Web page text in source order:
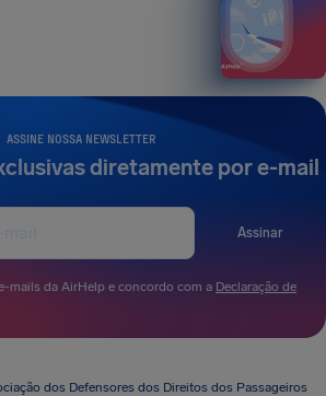
ASSINE NOSSA NEWSLETTER
diretamente por e-mail
Assinar
mails da AirHelp e concordo com a Declaração de
dos Defensores dos Direitos dos Passageiros